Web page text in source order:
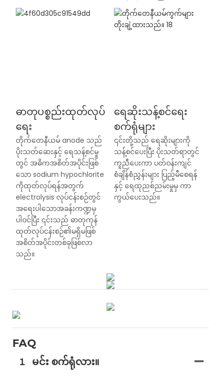
ဓာတုပစ္စည်းထုတ်လုပ်
ရေး
တိုက်တေနီယမ် anode သည်
ပိုးသတ်ဆေးနှင့် ရေသန့်စင်မှု
တွင် အဓိကအစိတ်အပိုင်းဖြစ်
သော sodium hypochlorite
ကိုထုတ်လုပ်ရန်အတွက်
electrolysis လုပ်ငန်းစဉ်တွင်
အရေးပါသောအခန်းကဏ္ဍမှ
ပါဝင်ပြီး ၎င်းသည် ဓာတုကုန်
ထုတ်လုပ်ငန်းစဉ်၏မရှိမဖြစ်
အစိတ်အပိုင်းတစ်ခုဖြစ်လာ
သည်။
ရေဆိုးသန့်စင်ရေး
စက်ရုံများ
၎င်းတို့သည် ရေဆိုးများကို
သန့်စင်ပေးပြီး ပိုးသတ်ရာတွင်
ကူညီပေးကာ ပတ်ဝန်းကျင်
စံချိန်စံညွှန်းများ ပြည့်မီစေရန်
နှင့် ရေထုညစ်ညမ်းမှုမှ ကာ
ကွယ်ပေးသည်။
FAQ
1 မင်း စက်ရုံလား။